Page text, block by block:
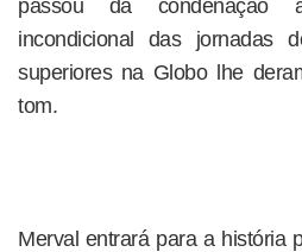
passou da condenação
incondicional das jornadas
superiores na Globo lhe
tom.
Merval entrará para a história